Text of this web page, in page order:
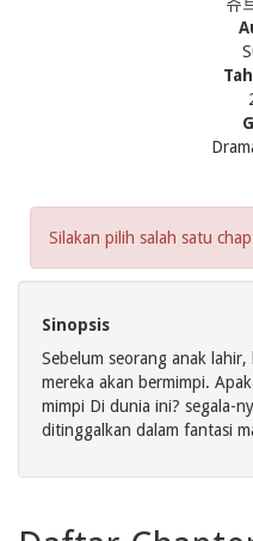
Silakan pilih salah satu
Sinopsis
Sebelum seorang anak
mereka akan bermimpi.
mimpi Di dunia ini? segala-
ditinggalkan dalam fantasi